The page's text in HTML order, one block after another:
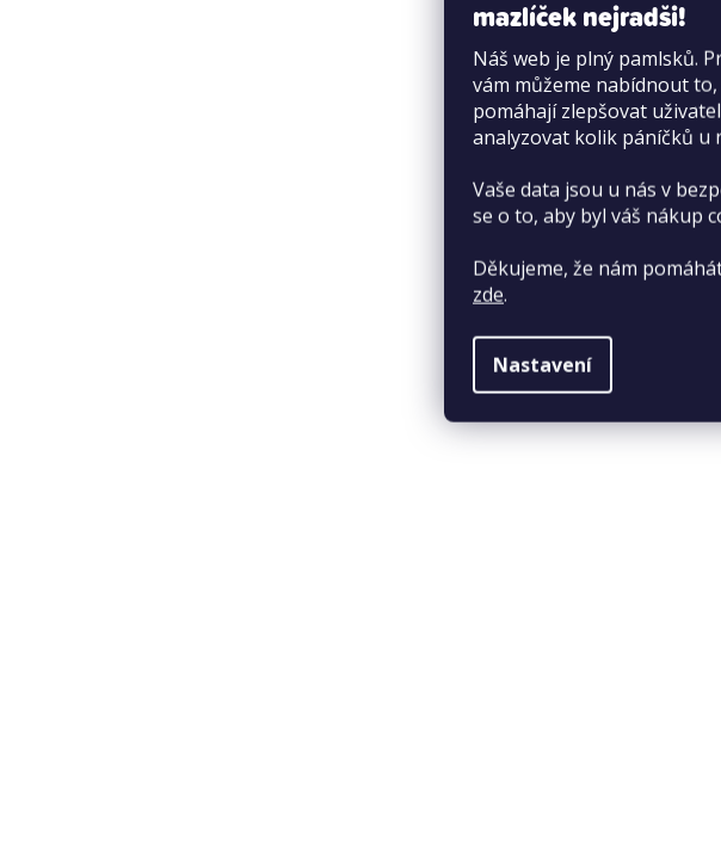
mazlíček nejradši!
Náš web je plný pamlsků.
vám můžeme nabídnout
pomáhají zlepšovat
analyzovat kolik páníčků u
Vaše data jsou u nás v
se o to, aby byl váš nákup
Děkujeme, že nám
zde.
Nastavení